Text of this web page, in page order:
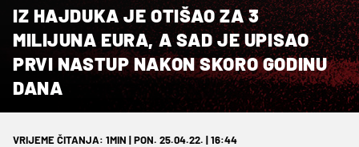
IZ HAJDUKA JE OTIŠAO ZA 3
MILIJUNA EURA, A SAD JE UPISAO
PRVI NASTUP NAKON SKORO GODINU
DANA
VRIJEME ČITANJA: 1MIN | PON. 25.04.22. | 16:44